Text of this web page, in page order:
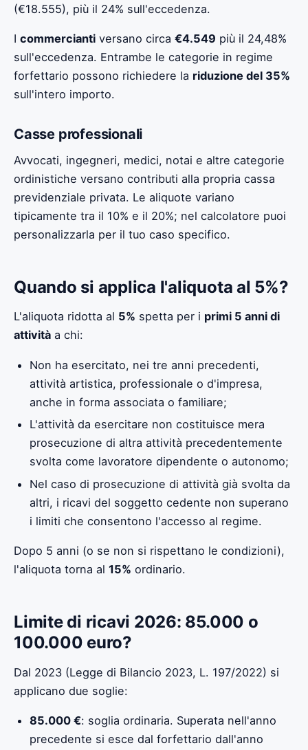
(€18.555), più il 24% sull'eccedenza.
I commercianti versano circa €4.549 più il 24,48%
sull'eccedenza. Entrambe le categorie in regime
forfettario possono richiedere la riduzione del 35%
sull'intero importo.
Casse professionali
Avvocati, ingegneri, medici, notai e altre categorie
ordinistiche versano contributi alla propria cassa
previdenziale privata. Le aliquote variano
tipicamente tra il 10% e il 20%; nel calcolatore puoi
personalizzarla per il tuo caso specifico.
Quando si applica l'aliquota al 5%?
L'aliquota ridotta al 5% spetta per i primi 5 anni di
attività a chi:
Non ha esercitato, nei tre anni precedenti,
attività artistica, professionale o d'impresa,
anche in forma associata o familiare;
L'attività da esercitare non costituisce mera
prosecuzione di altra attività precedentemente
svolta come lavoratore dipendente o autonomo;
Nel caso di prosecuzione di attività già svolta da
altri, i ricavi del soggetto cedente non superano
i limiti che consentono l'accesso al regime.
Dopo 5 anni (o se non si rispettano le condizioni),
l'aliquota torna al 15% ordinario.
Limite di ricavi 2026: 85.000 o
100.000 euro?
Dal 2023 (Legge di Bilancio 2023, L. 197/2022) si
applicano due soglie:
85.000 €: soglia ordinaria. Superata nell'anno
precedente si esce dal forfettario dall'anno